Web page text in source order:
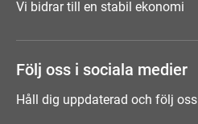
Vi bidrar till en stabil ekonomi
Följ oss i sociala medier
Håll dig uppdaterad och följ oss